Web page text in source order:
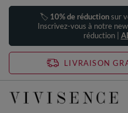
🏷️ 10% de réductionsur
Inscrivez-vous à notre
réduction |
LIVRAISON